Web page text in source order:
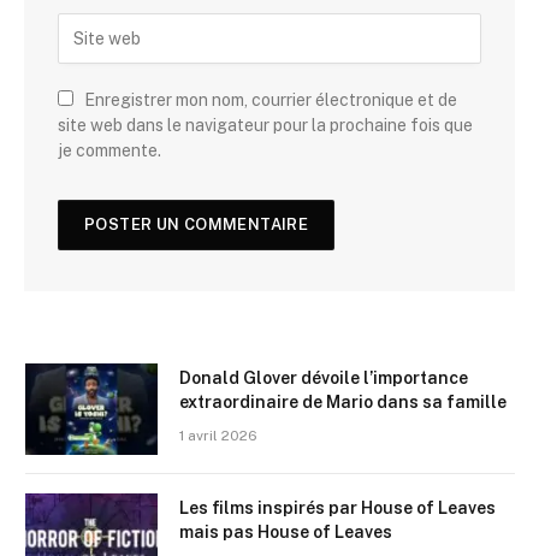
Enregistrer mon nom, courrier électronique et de
site web dans le navigateur pour la prochaine fois que
je commente.
Donald Glover dévoile l’importance
extraordinaire de Mario dans sa famille
1 avril 2026
Les films inspirés par House of Leaves
mais pas House of Leaves